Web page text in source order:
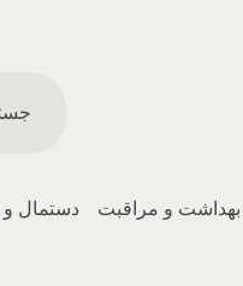
بهداشت و مراقبت دستمال